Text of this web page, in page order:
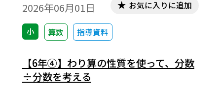
2026年06月01日
小 算数 指導資料
お気に入りに追加
【6年④】わり算の性質を使って、分数
÷分数を考える